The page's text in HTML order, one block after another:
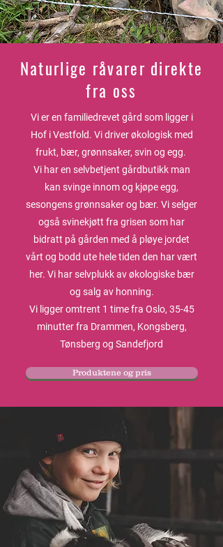
Naturlige råvarer direkte
fra oss
Vi er en familiedrevet gård som ligger i
Hof i Vestfold. Vi driver økologisk med
frukt, bær, grønnsaker, svin og egg.
Vi har en selvbetjent gårdbutikk man
kan svinge innom og kjøpe egg,
sesongens grønnsaker og bær. Vi selger
også svinekjøtt fra grisen som har
bidratt på gården med å pløye jordet
vårt og bodd ute hele tiden den har vært
her. Vi har selvplukk av økologiske bær
og salg av honning.
Vi ligger omtrent 1 time fra Oslo, 35-45
minutter fra Drammen, Kongsberg,
Tønsberg og Sandefjord
Produktene og pris